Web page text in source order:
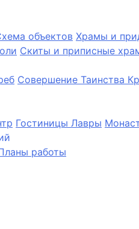
объектов Храмы и
Скиты и приписные
Совершение Таинства
Гостиницы Лавры
работы